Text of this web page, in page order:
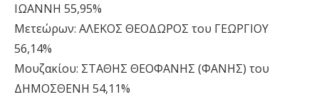
ΙΩΑΝΝΗ 55,95%
Μετεώρων: ΑΛΕΚΟΣ ΘΕΟΔΩΡΟΣ του ΓΕΩΡΓΙΟΥ
56,14%
Μουζακίου: ΣΤΑΘΗΣ ΘΕΟΦΑΝΗΣ (ΦΑΝΗΣ) του
ΔΗΜΟΣΘΕΝΗ 54,11%